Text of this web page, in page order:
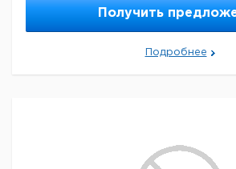
Получить
Подробнее